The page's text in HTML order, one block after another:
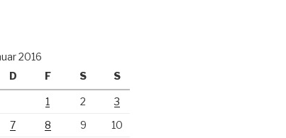
2016
D F S S
1 2
3
7 8 9
10